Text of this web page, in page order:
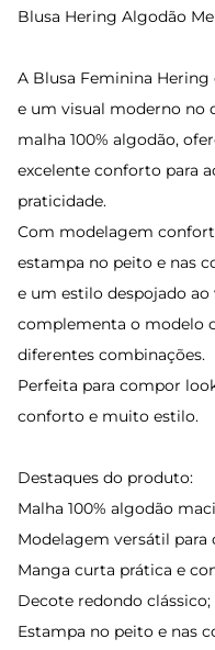
Blusa Hering Algodão
A Blusa Feminina
e um visual moderno no
malha 100% algodão,
excelente conforto para
praticidade.
Com modelagem
estampa no peito e nas
e um estilo despojado
complementa o modelo
diferentes combinações.
Perfeita para compor
conforto e muito estilo.
Destaques do produto:
Malha 100% algodão
Modelagem versátil para
Manga curta prática e
Decote redondo clássico;
Estampa no peito e nas